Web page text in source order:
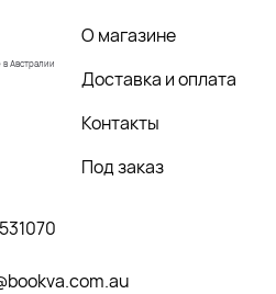
Австралии
О магазине
Доставка и оплата
Контакты
Под заказ